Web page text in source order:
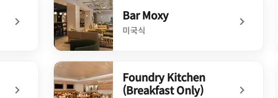
Bar Moxy
미국식
undefined Bar Moxy
Foundry Kitchen
(Breakfast Only)